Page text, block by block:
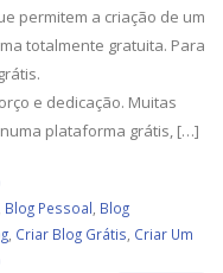
permitem a criação de um
totalmente gratuita. Para
e dedicação. Muitas
plataforma grátis, […]
Blog Pessoal Blog
Criar Blog Grátis Criar Um